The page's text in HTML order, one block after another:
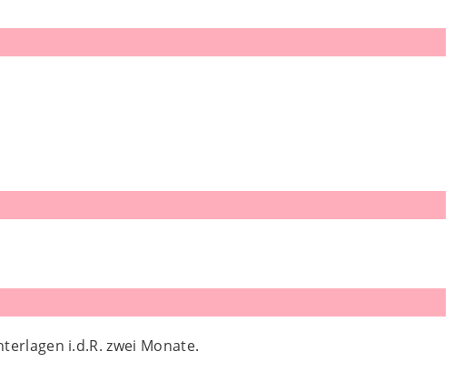
i.d.R. zwei Monate.